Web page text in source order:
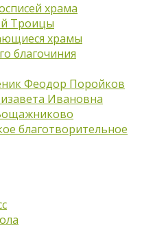
храма
Троицы
храмы
благочиния
Феодор Поройков
Ивановна
благотворительное